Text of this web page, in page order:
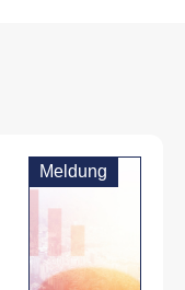
Meldung